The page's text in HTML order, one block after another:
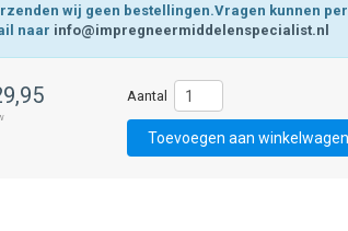
wij geen bestellingen.Vragen kunnen per
naar info@impregneermiddelenspecialist.nl